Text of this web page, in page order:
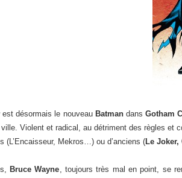
est désormais le nouveau Batmandans Gotham
Violent et radical, au détriment des règles et
(L’Encaisseur, Mekros…) ou d’anciens (Le Joker,
Bruce Wayne, toujours très mal en point, se